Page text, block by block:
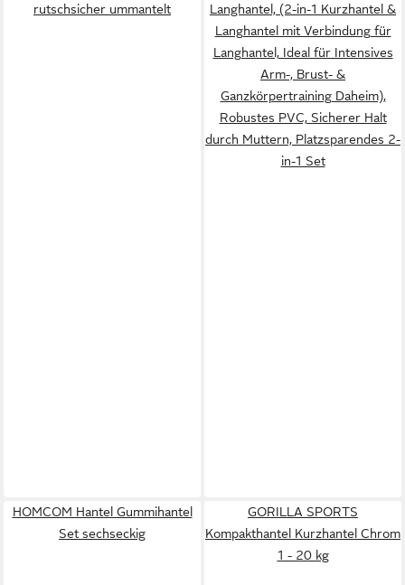
rutschsicher ummantelt
Langhantel, (2-in-1 Kurzhantel &
Langhantel mit Verbindung für
Langhantel, Ideal für Intensives
Arm-, Brust- &
Ganzkörpertraining Daheim),
Robustes PVC, Sicherer Halt
durch Muttern, Platzsparendes 2-
in-1 Set
HOMCOM Hantel Gummihantel
Set sechseckig
GORILLA SPORTS
Kompakthantel Kurzhantel Chrom
1 - 20 kg